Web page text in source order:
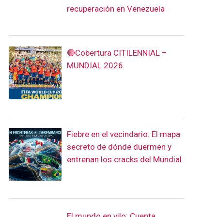
recuperación en Venezuela
🔴Cobertura CITILENNIAL –
MUNDIAL 2026
Fiebre en el vecindario: El mapa
secreto de dónde duermen y
entrenan los cracks del Mundial